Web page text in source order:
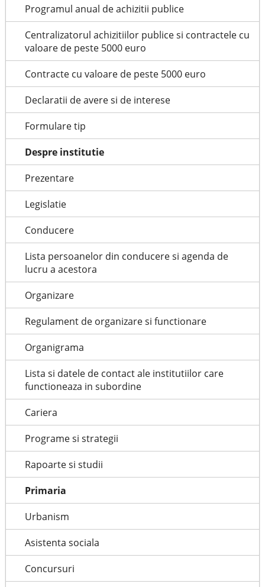
Programul anual de achizitii publice
Centralizatorul achizitiilor publice si contractele cu
valoare de peste 5000 euro
Contracte cu valoare de peste 5000 euro
Declaratii de avere si de interese
Formulare tip
Despre institutie
Prezentare
Legislatie
Conducere
Lista persoanelor din conducere si agenda de
lucru a acestora
Organizare
Regulament de organizare si functionare
Organigrama
Lista si datele de contact ale institutiilor care
functioneaza in subordine
Cariera
Programe si strategii
Rapoarte si studii
Primaria
Urbanism
Asistenta sociala
Concursuri